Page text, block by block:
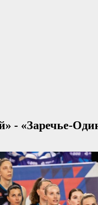
- «Заречье-